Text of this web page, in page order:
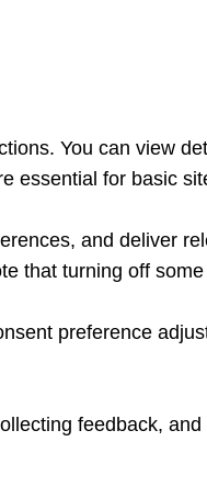
You can view
essential for basic
and deliver
that turning off
preference
feedback,